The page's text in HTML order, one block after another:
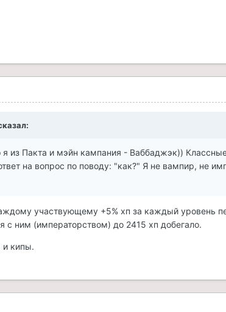
я из Пакта и мэйн кампания - Ваббаджэк))
на вопрос по поводу: "как?" Я не вампир, не
участвующему +5% хп за каждый уровень
с ним (императорством) до 2415 хп добегало.
и кипы.